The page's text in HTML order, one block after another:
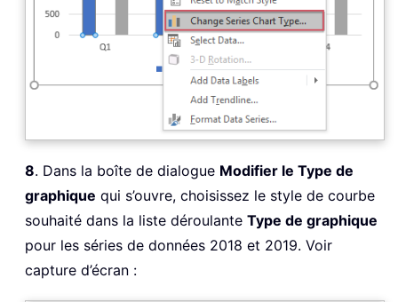
8. Dans la boîte de dialogue Modifier le Type de
graphique qui s’ouvre, choisissez le style de courbe
souhaité dans la liste déroulante Type de graphique
pour les séries de données 2018 et 2019. Voir
capture d’écran :